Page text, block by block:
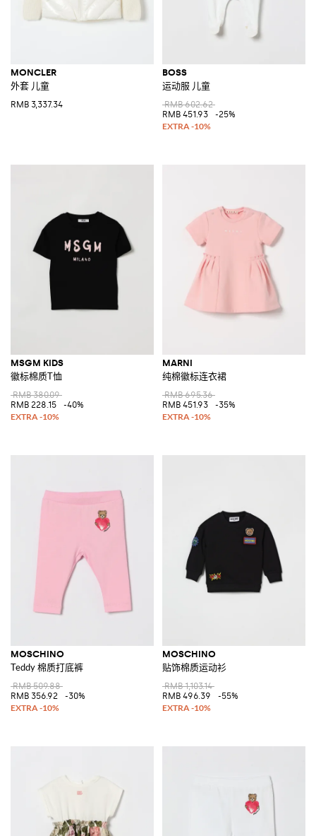
MONCLER
外套 儿童
RMB 3,337.34
BOSS
运动服 儿童
RMB 602.62
RMB 451.93
-25%
MSGM KIDS
徽标棉质T恤
RMB 380.09
RMB 228.15
-40%
MARNI
纯棉徽标连衣裙
RMB 695.36
RMB 451.93
-35%
MOSCHINO
Teddy 棉质打底裤
RMB 509.88
RMB 356.92
-30%
MOSCHINO
贴饰棉质运动衫
RMB 1,103.14
RMB 496.39
-55%